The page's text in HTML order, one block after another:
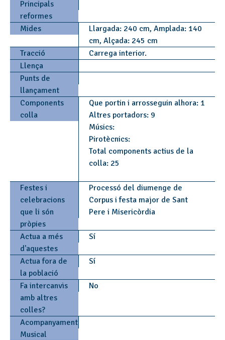
Principals
reformes
Mides
Llargada: 240 cm, Amplada: 140
cm, Alçada: 245 cm
Tracció
Carrega interior.
Llença
Punts de
llançament
Components
colla
Que portin i arrosseguin alhora: 1
Altres portadors: 9
Músics:
Pirotècnics:
Total components actius de la
colla: 25
Festes i
celebracions
que li són
pròpies
Processó del diumenge de
Corpus i festa major de Sant
Pere i Misericòrdia
Actua a més
d'aquestes
Sí
Actua fora de
la població
Sí
Fa intercanvis
amb altres
colles?
No
Acompanyament
Musical